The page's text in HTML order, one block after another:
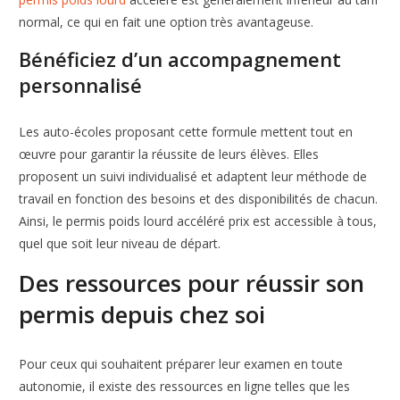
normal, ce qui en fait une option très avantageuse.
Bénéficiez d’un accompagnement
personnalisé
Les auto-écoles proposant cette formule mettent tout en
œuvre pour garantir la réussite de leurs élèves. Elles
proposent un suivi individualisé et adaptent leur méthode de
travail en fonction des besoins et des disponibilités de chacun.
Ainsi, le permis poids lourd accéléré prix est accessible à tous,
quel que soit leur niveau de départ.
Des ressources pour réussir son
permis depuis chez soi
Pour ceux qui souhaitent préparer leur examen en toute
autonomie, il existe des ressources en ligne telles que les